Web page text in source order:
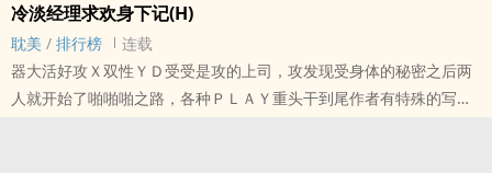
冷淡经理求欢身下记(H)
耽美 / 排行榜
连载
器大活好攻Ｘ双性ＹＤ受受是攻的上司，攻发现受身体的秘密之后两
人就开始了啪啪啪之路，各种ＰＬＡＹ重头干到尾作者有特殊的写文